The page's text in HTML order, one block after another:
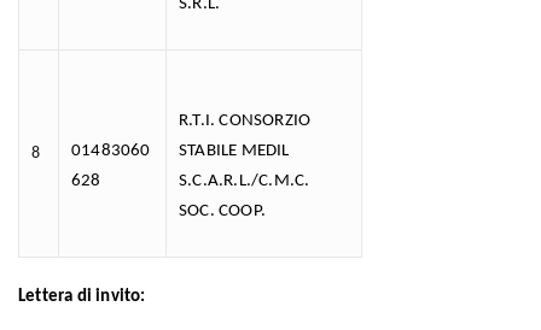
S.R.L.
8
01483060
628
R.T.I. CONSORZIO
STABILE MEDIL
S.C.A.R.L./C.M.C.
SOC. COOP.
Lettera di invito: